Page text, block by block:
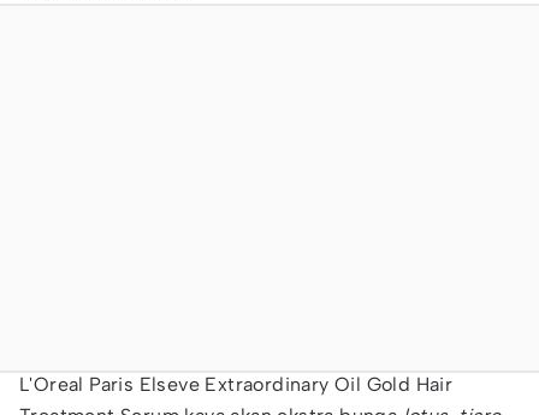
L'Oreal Paris Elseve Extraordinary Oil Gold Hair